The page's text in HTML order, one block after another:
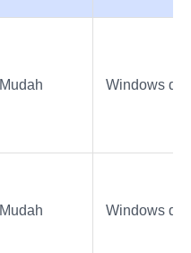
Mudah Windows
Mudah Windows